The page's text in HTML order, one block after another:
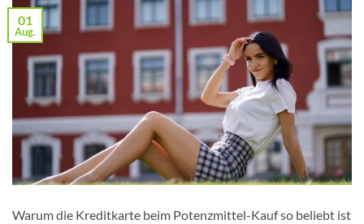
01
Aug.
Warum die Kreditkarte beim Potenzmittel-Kauf so beliebt ist